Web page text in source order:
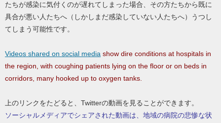
たちが感染に気付くのが遅れてしまった場合、その方たちから既に
具合が悪い人たちへ（しかしまだ感染していない人たちへ）うつし
てしまう可能性です。
Videos shared on social media show dire conditions at hospitals in
the region, with coughing patients lying on the floor or on beds in
corridors, many hooked up to oxygen tanks.
上のリンクをたどると、Twitterの動画を見ることができます。
ソーシャルメディアでシェアされた動画は、地域の病院の悲惨な状